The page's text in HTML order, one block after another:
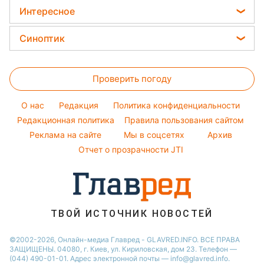
Кейт Миддлтон
Алла Пугачева
Максим Галкин
Настя Каменских
Виталий Козловский
Потап
София Ротару
Ольга Сумская
Новости Харькова
Новости Тернополя
Новости Житомира
Новости Сум
Новости Одессы
Новости Черкассы
Новости Ровно
Закуски
Салаты
Простые блюда
Легкие десерты
Праздничное меню
Интересное
Головоломки
Тесты по картинке
Оптические иллюзии
Народные приметы
Все о шоу-бизнесе
Синоптик
Магнитные бури
Погода на сегодня
Погода на завтра
Пылевая буря
Проверить погоду
O нас Редакция
Политика конфиденциальности
Редакционная политика
Правила пользования сайтом
Реклама на сайте
Мы в соцсетях
Архив
Отчет о прозрачности JTI
ТВОЙ ИСТОЧНИК НОВОСТЕЙ
©2002-2026, Онлайн-медиа Главред - GLAVRED.INFO. ВСЕ ПРАВА
ЗАЩИЩЕНЫ. 04080, г. Киев, ул. Кириловская, дом 23. Телефон —
(044) 490-01-01. Адрес электронной почты — info@glavred.info.